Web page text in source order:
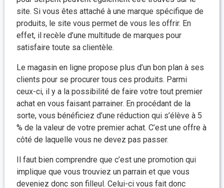
site. Si vous êtes attaché à une marque spécifique de
produits, le site vous permet de vous les offrir. En
effet, il recèle d’une multitude de marques pour
satisfaire toute sa clientèle.
Le magasin en ligne propose plus d’un bon plan à ses
clients pour se procurer tous ces produits. Parmi
ceux-ci, il y a la possibilité de faire votre tout premier
achat en vous faisant parrainer. En procédant de la
sorte, vous bénéficiez d’une réduction qui s’élève à 5
% de la valeur de votre premier achat. C’est une offre à
côté de laquelle vous ne devez pas passer.
Il faut bien comprendre que c’est une promotion qui
implique que vous trouviez un parrain et que vous
deveniez donc son filleul. Celui-ci vous fait donc